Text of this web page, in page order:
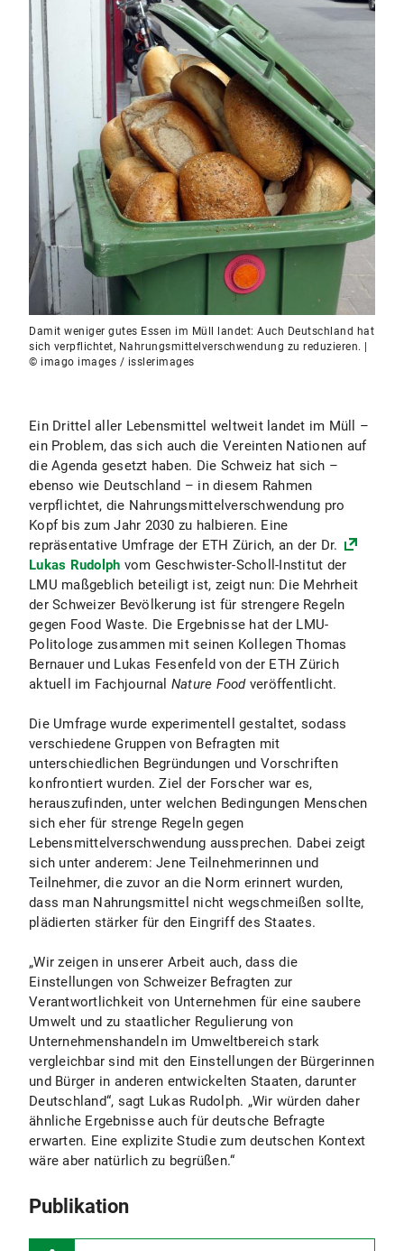
Damit weniger gutes Essen im Müll landet: Auch Deutschland hat
sich verpflichtet, Nahrungsmittelverschwendung zu reduzieren. |
© imago images / isslerimages
Ein Drittel aller Lebensmittel weltweit landet im Müll –
ein Problem, das sich auch die Vereinten Nationen auf
die Agenda gesetzt haben. Die Schweiz hat sich –
ebenso wie Deutschland – in diesem Rahmen
verpflichtet, die Nahrungsmittelverschwendung pro
Kopf bis zum Jahr 2030 zu halbieren. Eine
repräsentative Umfrage der ETH Zürich, an der Dr.
Lukas Rudolph vom Geschwister-Scholl-Institut der
LMU maßgeblich beteiligt ist, zeigt nun: Die Mehrheit
der Schweizer Bevölkerung ist für strengere Regeln
gegen Food Waste. Die Ergebnisse hat der LMU-
Politologe zusammen mit seinen Kollegen Thomas
Bernauer und Lukas Fesenfeld von der ETH Zürich
aktuell im Fachjournal Nature Foodveröffentlicht.
Die Umfrage wurde experimentell gestaltet, sodass
verschiedene Gruppen von Befragten mit
unterschiedlichen Begründungen und Vorschriften
konfrontiert wurden. Ziel der Forscher war es,
herauszufinden, unter welchen Bedingungen Menschen
sich eher für strenge Regeln gegen
Lebensmittelverschwendung aussprechen. Dabei zeigt
sich unter anderem: Jene Teilnehmerinnen und
Teilnehmer, die zuvor an die Norm erinnert wurden,
dass man Nahrungsmittel nicht wegschmeißen sollte,
plädierten stärker für den Eingriff des Staates.
„Wir zeigen in unserer Arbeit auch, dass die
Einstellungen von Schweizer Befragten zur
Verantwortlichkeit von Unternehmen für eine saubere
Umwelt und zu staatlicher Regulierung von
Unternehmenshandeln im Umweltbereich stark
vergleichbar sind mit den Einstellungen der Bürgerinnen
und Bürger in anderen entwickelten Staaten, darunter
Deutschland“, sagt Lukas Rudolph. „Wir würden daher
ähnliche Ergebnisse auch für deutsche Befragte
erwarten. Eine explizite Studie zum deutschen Kontext
wäre aber natürlich zu begrüßen.“
Publikation